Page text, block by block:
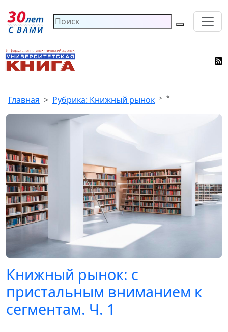
Главная Рубрика: Книжный рынок *
Книжный рынок: с
пристальным вниманием к
сегментам. Ч. 1